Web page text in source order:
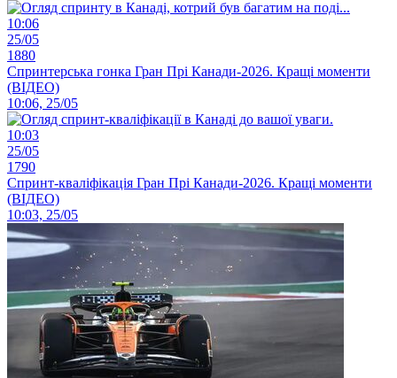
10:06
25/05
1880
Спринтерська гонка Гран Прі Канади-2026. Кращі моменти
(ВІДЕО)
10:06, 25/05
10:03
25/05
1790
Спринт-кваліфікація Гран Прі Канади-2026. Кращі моменти
(ВІДЕО)
10:03, 25/05